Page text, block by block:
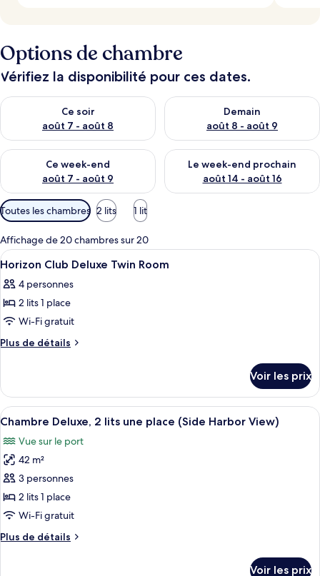
Options de chambre
Vérifiez la disponibilité pour ces dates.
Ce soir
août 7 - août 8
Vérifier la disponibilité pour ce soir août 7 - août 8
Demain
août 8 - août 9
Vérifier la disponibilité pour
Ce week-end
août 7 - août 9
Vérifier la disponibilité pour ce week-end août 7 - août 9
Le week-end prochain
août 14 - août 16
Vérifier la disponibilité pour
Filtres
disponibles
pour
les
chambres
Toutes les chambres 2 lits 1 lit
Affichage de 20 chambres sur 20
Afficher
toutes
les
photos
pour
ce
chambre :
Horizon
Club
Deluxe
Twin
Room
Coffres-forts dans les chambres,
4
Horizon Club Deluxe Twin Room
4 personnes
2 lits 1 place
Wi-Fi gratuit
Plus de détails
Plus
le
type
de
Horizon
Club
Twin
Room
Voir les prix
Afficher
toutes
les
photos
pour
ce
type
chambre :
Une chambre d’hôtel avec deux lits,
5
Chambre Deluxe, 2 lits une place (Side Harbor View)
Vue sur le port
42 m²
3 personnes
2 lits 1 place
Wi-Fi gratuit
Plus de détails
Plus
Voir les prix